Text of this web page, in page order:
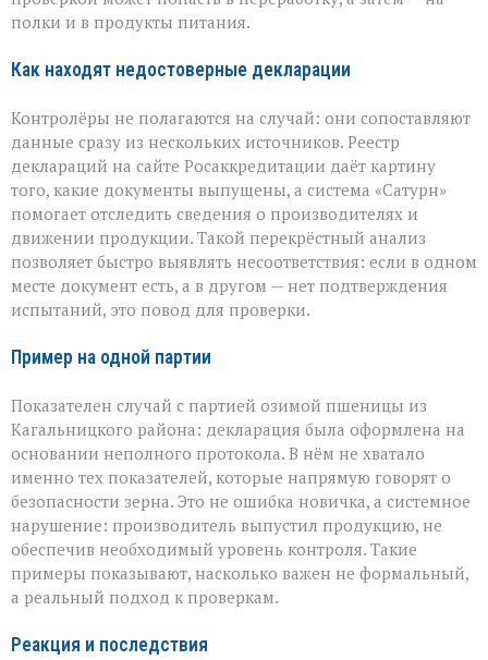
полки и в продукты питания.
Как находят недостоверные декларации
Контролёры не полагаются на случай: они сопоставляют
данные сразу из нескольких источников. Реестр
деклараций на сайте Росаккредитации даёт картину
того, какие документы выпущены, а система «Сатурн»
помогает отследить сведения о производителях и
движении продукции. Такой перекрёстный анализ
позволяет быстро выявлять несоответствия: если в одном
месте документ есть, а в другом — нет подтверждения
испытаний, это повод для проверки.
Пример на одной партии
Показателен случай с партией озимой пшеницы из
Кагальницкого района: декларация была оформлена на
основании неполного протокола. В нём не хватало
именно тех показателей, которые напрямую говорят о
безопасности зерна. Это не ошибка новичка, а системное
нарушение: производитель выпустил продукцию, не
обеспечив необходимый уровень контроля. Такие
примеры показывают, насколько важен не формальный,
а реальный подход к проверкам.
Реакция и последствия